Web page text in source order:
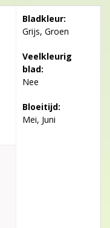
Bladkleur:
Grijs, Groen
Veelkleurig
blad:
Nee
Bloeitijd:
Mei, Juni